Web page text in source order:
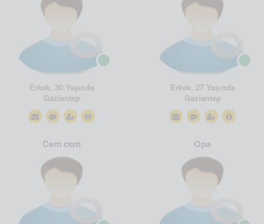
Erkek, 30 Yaşında
Gaziantep
Erkek, 27 Yaşında
Gaziantep
Cem cem Opa